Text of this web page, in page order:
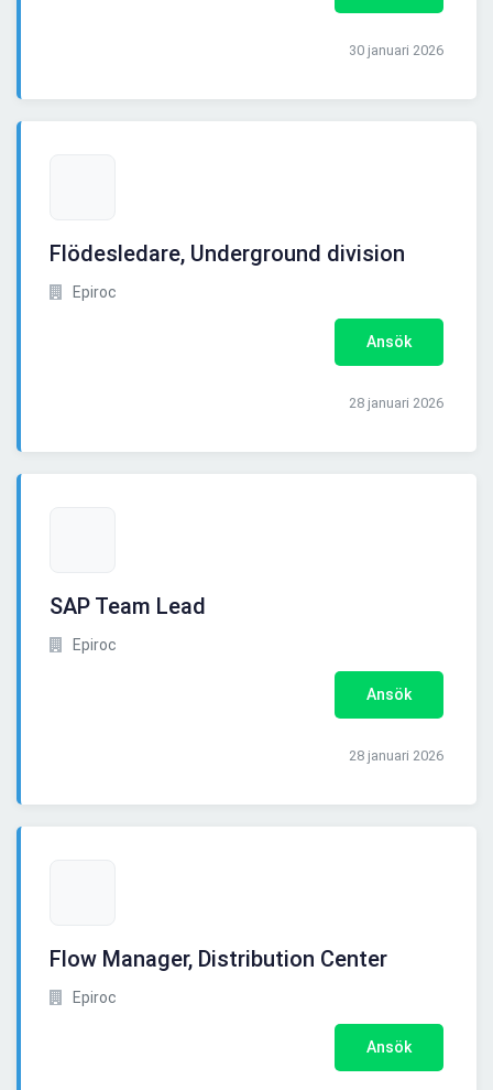
30 januari 2026
Flödesledare, Underground division
Epiroc
Ansök
28 januari 2026
SAP Team Lead
Epiroc
Ansök
28 januari 2026
Flow Manager, Distribution Center
Epiroc
Ansök